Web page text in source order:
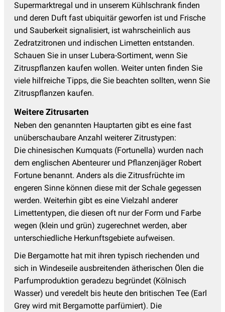
Supermarktregal und in unserem Kühlschrank finden
und deren Duft fast ubiquitär geworfen ist und Frische
und Sauberkeit signalisiert, ist wahrscheinlich aus
Zedratzitronen und indischen Limetten entstanden.
Schauen Sie in unser Lubera-Sortiment, wenn Sie
Zitruspflanzen kaufen wollen. Weiter unten finden Sie
viele hilfreiche Tipps, die Sie beachten sollten, wenn Sie
Zitruspflanzen kaufen.
Weitere Zitrusarten
Neben den genannten Hauptarten gibt es eine fast
unüberschaubare Anzahl weiterer Zitrustypen:
Die chinesischen Kumquats (Fortunella) wurden nach
dem englischen Abenteurer und Pflanzenjäger Robert
Fortune benannt. Anders als die Zitrusfrüchte im
engeren Sinne können diese mit der Schale gegessen
werden. Weiterhin gibt es eine Vielzahl anderer
Limettentypen, die diesen oft nur der Form und Farbe
wegen (klein und grün) zugerechnet werden, aber
unterschiedliche Herkunftsgebiete aufweisen.
Die Bergamotte hat mit ihren typisch riechenden und
sich in Windeseile ausbreitenden ätherischen Ölen die
Parfumproduktion geradezu begründet (Kölnisch
Wasser) und veredelt bis heute den britischen Tee (Earl
Grey wird mit Bergamotte parfümiert). Die